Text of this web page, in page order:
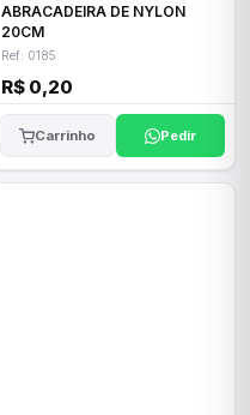
ABRACADEIRA DE NYLON
20CM
Ref: 0185
R$ 0,20
Carrinho Pedir